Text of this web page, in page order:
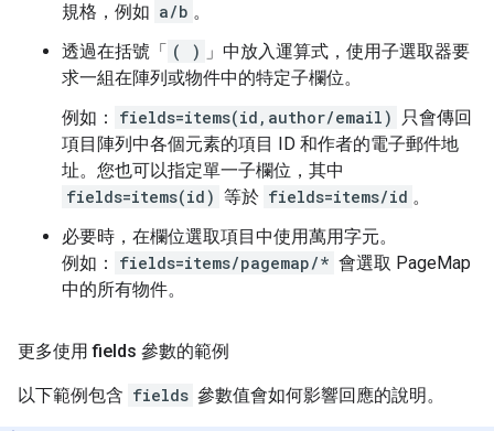
規格，例如 a/b 。
透過在括號「 ( ) 」中放入運算式，使用子選取器要
求一組在陣列或物件中的特定子欄位。
例如：
fields=items(id,author/email)
只會傳回
項目陣列中各個元素的項目 ID 和作者的電子郵件地
址。您也可以指定單一子欄位，其中
fields=items(id) 等於 fields=items/id 。
必要時，在欄位選取項目中使用萬用字元。
例如：
fields=items/pagemap/* 會選取 PageMap
中的所有物件。
更多使用 fields 參數的範例
以下範例包含 fields 參數值會如何影響回應的說明。